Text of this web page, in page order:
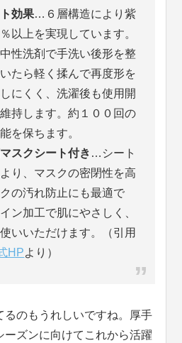
効果…６層構造により紫
以上を実現しています。
性洗剤で手洗い後形を整
たら軽く揉んで再度形を
にくく、洗濯後も使用開
持します。約１００回の
を保ちます。
スクシート付き …シート
り、マスクの密閉性を高
の汚れ防止にも最適で
ン加工で肌にやさしく、
いいただけます。（引用
HPより）
るのもうれしいですね。厚手
ーズンに向けてこれから活躍